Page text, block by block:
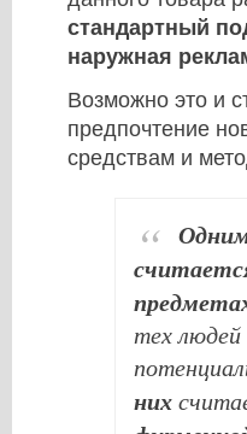
стандартный
наружная
Возможно это и
предпочтение
средствам и
тех людей
них